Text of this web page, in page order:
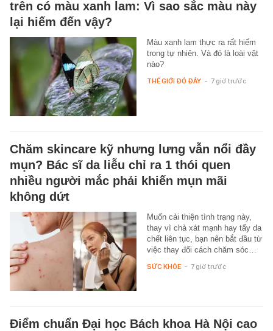
trên có màu xanh lam: Vì sao sắc màu này
lại hiếm đến vậy?
Màu xanh lam thực ra rất hiếm
trong tự nhiên. Và đó là loài vật
nào?
THẾ GIỚI ĐÓ ĐÂY - 7 giờ trước
Chăm skincare kỹ nhưng lưng vẫn nổi đầy
mụn? Bác sĩ da liễu chỉ ra 1 thói quen
nhiều người mắc phải khiến mụn mãi
không dứt
Muốn cải thiện tình trạng này,
thay vì chà xát mạnh hay tẩy da
chết liên tục, bạn nên bắt đầu từ
việc thay đổi cách chăm sóc…
SỨC KHỎE - 7 giờ trước
Điểm chuẩn Đại học Bách khoa Hà Nội cao